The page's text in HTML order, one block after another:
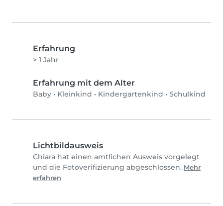
Erfahrung
> 1 Jahr
Erfahrung mit dem Alter
Baby • Kleinkind • Kindergartenkind • Schulkind
Lichtbildausweis
Chiara hat einen amtlichen Ausweis vorgelegt
und die Fotoverifizierung abgeschlossen. Mehr
erfahren